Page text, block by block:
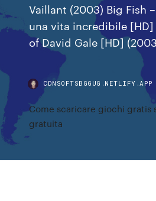
Vaillant (2003) Big Fish
una vita incredibile [HD]
of David Gale [HD]
CDNSOFTSBGGUG.NETLIFY.APP
Come scaricare giochi gratis
gratuita